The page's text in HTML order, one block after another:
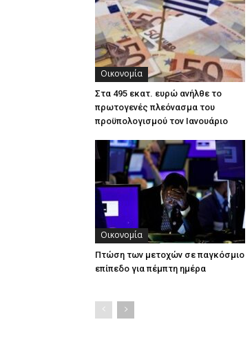
Οικονομία
Στα 495 εκατ. ευρώ ανήλθε το
πρωτογενές πλεόνασμα του
προϋπολογισμού τον Ιανουάριο
Οικονομία
Πτώση των μετοχών σε παγκόσμιο
επίπεδο για πέμπτη ημέρα